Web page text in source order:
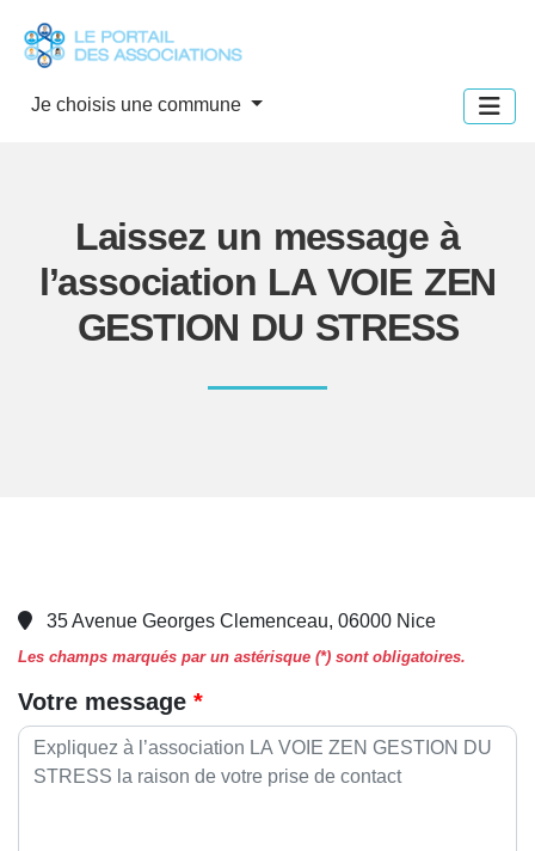
Je choisis une commune
Laissez un message à
l’association LA VOIE ZEN
GESTION DU STRESS
35 Avenue Georges Clemenceau, 06000 Nice
Les champs marqués par un astérisque (*) sont obligatoires.
Votre message